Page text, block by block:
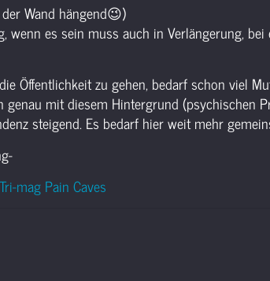
Wand hängend😉)
es sein muss auch in Verlängerung,
Öffentlichkeit zu gehen, bedarf schon viel
mit diesem Hintergrund (psychischen
steigend. Es bedarf hier weit mehr
mag Pain Caves